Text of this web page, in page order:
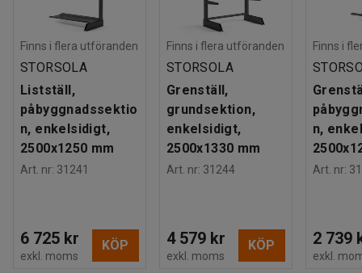
Finns i flera utföranden
STORSOLA
Listställ,
påbyggnadssektio
n, enkelsidigt,
2500x1250 mm
Art. nr: 31241
6 725 kr
exkl. moms
KÖP
Finns i flera utföranden
STORSOLA
Grenställ,
grundsektion,
enkelsidigt,
2500x1330 mm
Art. nr: 31244
4 579 kr
exkl. moms
KÖP
Finns i
n,
Art. nr:
2 739
exkl.